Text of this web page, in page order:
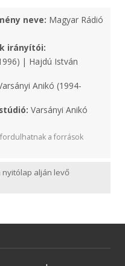
neve: Magyar Rádió
irányítói:
| Hajdú István
Anikó (1994-
Varsányi Anikó
a források
nyitólap alján levő